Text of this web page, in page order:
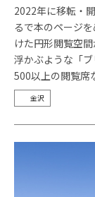
2022年に移転・
るで本のページ
けた円形閲覧空
浮かぶような「
500以上の閲覧
金沢